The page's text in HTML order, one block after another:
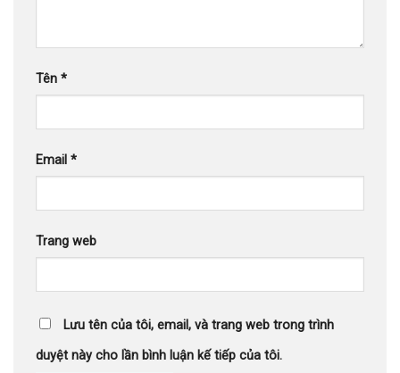
Tên *
Email *
Trang web
Lưu tên của tôi, email, và trang web trong trình
duyệt này cho lần bình luận kế tiếp của tôi.